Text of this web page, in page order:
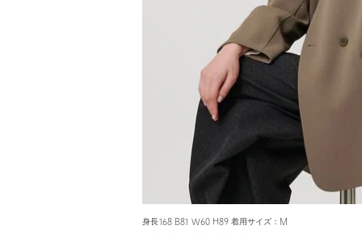
身長168 B81 W60 H89 着用サイズ：M